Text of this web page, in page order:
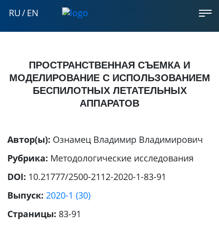
RU/EN
ПРОСТРАНСТВЕННАЯ СЪЕМКА И
МОДЕЛИРОВАНИЕ С ИСПОЛЬЗОВАНИЕМ
БЕСПИЛОТНЫХ ЛЕТАТЕЛЬНЫХ
АППАРАТОВ
Автор(ы): Ознамец Владимир Владимирович
Рубрика: Методологические исследования
DOI: 10.21777/2500-2112-2020-1-83-91
Выпуск: 2020-1 (30)
Страницы: 83-91